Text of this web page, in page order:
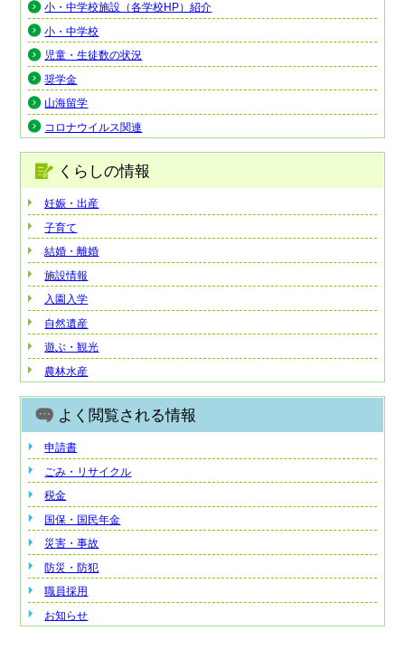
小・中学校施設（各学校HP）紹介
小・中学校
児童・生徒数の状況
奨学金
山海留学
コロナウイルス関連
くらしの情報
妊娠・出産
子育て
結婚・離婚
施設情報
入園入学
自然遺産
遊ぶ・観光
農林水産
よく閲覧される情報
申請書
ごみ・リサイクル
税金
国保・国民年金
災害・事故
防災・防犯
職員採用
お知らせ